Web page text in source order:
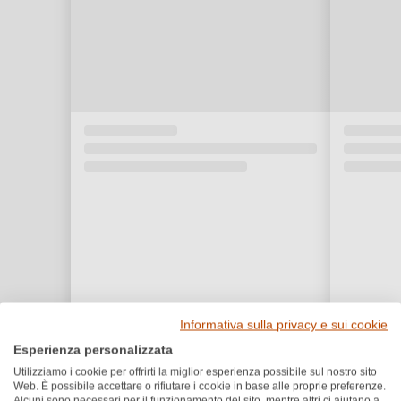
Premi e riconoscimenti
Informativa sulla privacy e sui cookie
Esperienza personalizzata
Utilizziamo i cookie per offrirti la miglior esperienza possibile sul nostro sito
Web. È possibile accettare o rifiutare i cookie in base alle proprie preferenze.